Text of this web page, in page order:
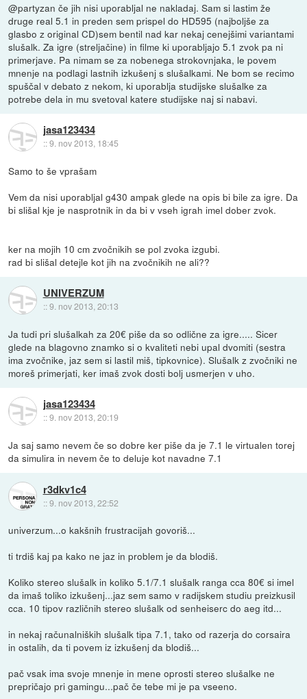
@partyzan če jih nisi uporabljal ne nakladaj. Sam si lastim že
druge real 5.1 in preden sem prispel do HD595 (najboljše za
glasbo z original CD)sem bentil nad kar nekaj cenejšimi variantami
slušalk. Za igre (streljačine) in filme ki uporabljajo 5.1 zvok pa ni
primerjave. Pa nimam se za nobenega strokovnjaka, le povem
mnenje na podlagi lastnih izkušenj s slušalkami. Ne bom se recimo
spuščal v debato z nekom, ki uporablja studijske slušalke za
potrebe dela in mu svetoval katere studijske naj si nabavi.
jasa123434
::9. nov 2013, 18:45
Samo to še vprašam
Vem da nisi uporabljal g430 ampak glede na opis bi bile za igre. Da
bi slišal kje je nasprotnik in da bi v vseh igrah imel dober zvok.
ker na mojih 10 cm zvočnikih se pol zvoka izgubi.
rad bi slišal detejle kot jih na zvočnikih ne ali??
UNIVERZUM
::9. nov 2013, 20:13
Ja tudi pri slušalkah za 20€ piše da so odlične za igre..... Sicer
glede na blagovno znamko si o kvaliteti nebi upal dvomiti (sestra
ima zvočnike, jaz sem si lastil miš, tipkovnice). Slušalk z zvočniki ne
moreš primerjati, ker imaš zvok dosti bolj usmerjen v uho.
jasa123434
::9. nov 2013, 20:19
Ja saj samo nevem če so dobre ker piše da je 7.1 le virtualen torej
da simulira in nevem če to deluje kot navadne 7.1
r3dkv1c4
::9. nov 2013, 22:52
univerzum...o kakšnih frustracijah govoriš...
ti trdiš kaj pa kako ne jaz in problem je da blodiš.
Koliko stereo slušalk in koliko 5.1/7.1 slušalk ranga cca 80€ si imel
da imaš toliko izkušenj...jaz sem samo v radijskem studiu preizkusil
cca. 10 tipov različnih stereo slušalk od senheiserc do aeg itd...
in nekaj računalniških slušalk tipa 7.1, tako od razerja do corsaira
in ostalih, da ti povem iz izkušenj da blodiš...
pač vsak ima svoje mnenje in mene oprosti stereo slušalke ne
prepričajo pri gamingu...pač če tebe mi je pa vseeno.